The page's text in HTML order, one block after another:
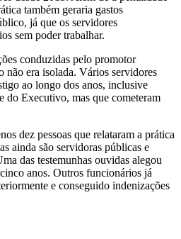
também geraria gastos
já que os servidores
sem poder trabalhar.
conduzidas pelo promotor
não era isolada. Vários servidores
ao longo dos anos, inclusive
do Executivo, mas que cometeram
dez pessoas que relataram a prática
ainda são servidoras públicas e
das testemunhas ouvidas alegou
anos. Outros funcionários já
e conseguido indenizações